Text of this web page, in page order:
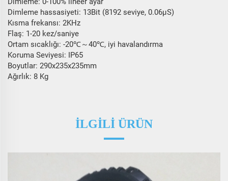
Dimleme hassasiyeti: 13Bit (8192 seviye, 0.06μS)
Kısma frekansı: 2KHz
Flaş: 1-20 kez/saniye
Ortam sıcaklığı: -20℃～40℃, iyi havalandırma
Koruma Seviyesi: IP65
Boyutlar: 290x235x235mm
Ağırlık: 8 Kg
İLGİLİ ÜRÜN